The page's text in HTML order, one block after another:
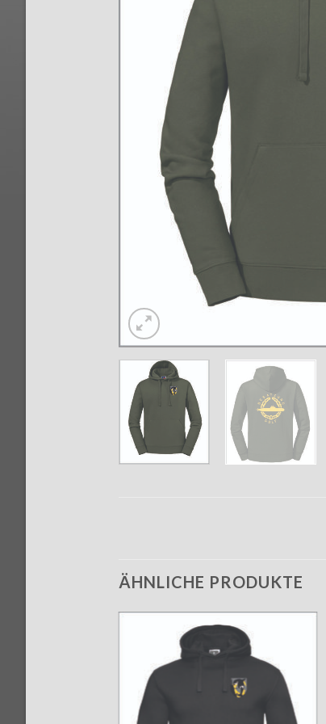
ÄHNLICHE PRODUKTE